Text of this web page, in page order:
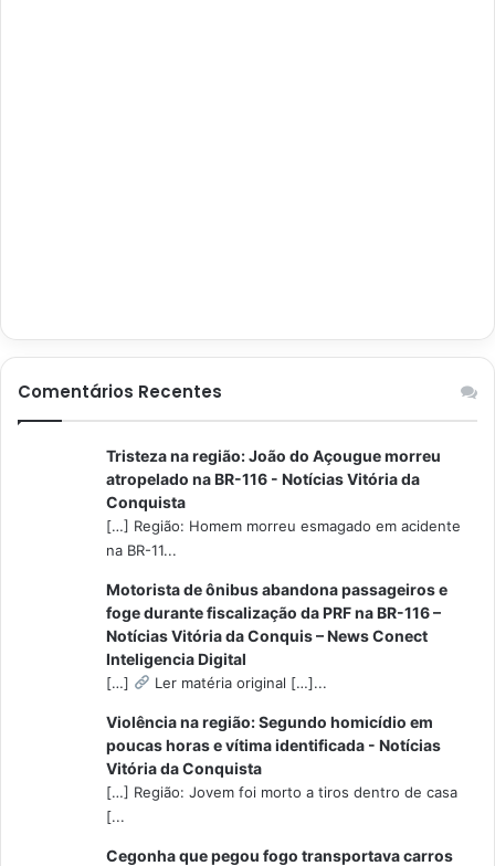
Comentários Recentes
Tristeza na região: João do Açougue morreu
atropelado na BR-116 - Notícias Vitória da
Conquista
[…] Região: Homem morreu esmagado em acidente
na BR-11...
Motorista de ônibus abandona passageiros e
foge durante fiscalização da PRF na BR-116 –
Notícias Vitória da Conquis – News Conect
Inteligencia Digital
[…] Ler matéria original […]...
Violência na região: Segundo homicídio em
poucas horas e vítima identificada - Notícias
Vitória da Conquista
[…] Região: Jovem foi morto a tiros dentro de casa
[...
Cegonha que pegou fogo transportava carros